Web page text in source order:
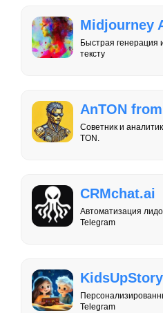
Midjourney
Быстрая генерация
тексту
AnTON
Советник и
TON.
CRMchat.ai
Автоматизация
Telegram
KidsUpStory
Telegram